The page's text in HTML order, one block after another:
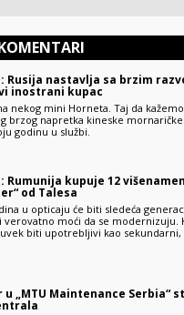
Rusija nastavlja sa brzim
inostrani kupac
nekog mini Horneta. Taj da
brzog napretka kineske
godinu u službi.
Rumunija kupuje 12
od Talesa
u opticaju će biti sledeća
verovatno moći da se modernizuju.
biti upotrebljivi kao
u „MTU Maintenance Serbia“